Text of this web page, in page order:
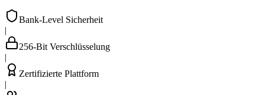
Bank-Level Sicherheit
|
256-Bit Verschlüsselung
|
Zertifizierte Plattform
|